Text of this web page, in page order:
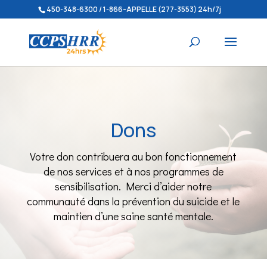
450-348-6300 / 1-866-APPELLE (277-3553) 24h/7j
Dons
Votre don contribuera au bon fonctionnement
de nos services et à nos programmes de
sensibilisation. Merci d’aider notre
communauté dans la prévention du suicide et le
maintien d’une saine santé mentale.